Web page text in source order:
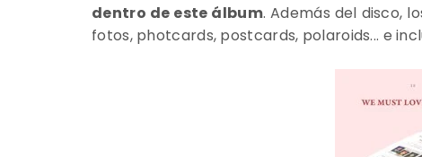
dentro de este álbum. Además del disco,
fotos, photcards, postcards, polaroids... e